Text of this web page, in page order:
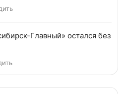
Главный» остался без